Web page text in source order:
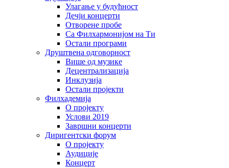
Улагање у будућност
Дечји концерти
Отворене пробе
Са Филхармонијом на Ти
Остали програми
Друштвена одговорност
Више од музике
Децентрализација
Инклузија
Остали пројекти
Филхадемија
О пројекту
Услови 2019
Завршни концерти
Диригентски форум
О пројекту
Аудиције
Концерт